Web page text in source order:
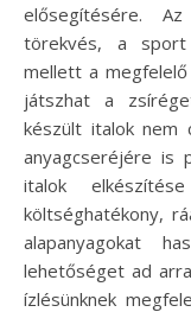
elősegítésére.
törekvés, a sport
mellett a
játszhat a
készült italok nem
anyagcseréjére is
italok
költséghatékony,
alapanyagokat
lehetőséget ad
ízlésünknek